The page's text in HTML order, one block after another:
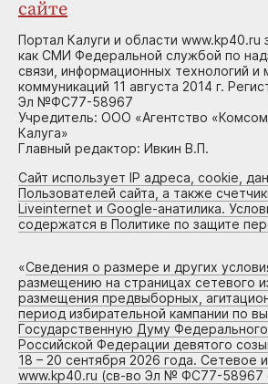
сайте
Портал Калуги и области www.kp40.ru
как СМИ Федеральной службой по
связи, информационных технологий и
коммуникаций 11 августа 2014 г.
Эл №ФС77-58967
Учредитель: ООО «Агентство
Калуга»
Главный редактор: Ивкин В.П.
Сайт использует IP адреса, cookie,
Пользователей сайта, а также
Liveinternet и Google-анатилика.
содержатся в Политике по защите
«Сведения о размере и других
размещению на страницах сетевого
размещения предвыборных,
период избирательной кампании по
Государственную Думу
Российской Федерации девятого
18 – 20 сентября 2026 года. Сетевое
www.kp40.ru (св-во Эл № ФС77-58967